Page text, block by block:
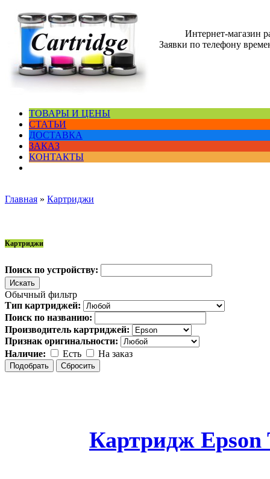
Интернет-магазин
Заявки по телефону
ТОВАРЫ И ЦЕНЫ
СТАТЬИ
ДОСТАВКА
ЗАКАЗ
КОНТАКТЫ
Главная » Картриджи
Картриджи
Поиск по устройству:
Обычный фильтр
Тип картриджей:
Поиск по названию:
Производитель картриджей:
Признак оригинальности:
Наличие:
Есть На заказ
Картридж Epson